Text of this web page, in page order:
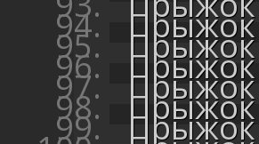
Прыжок
Прыжок
Прыжок
Прыжок
Прыжок
Прыжок